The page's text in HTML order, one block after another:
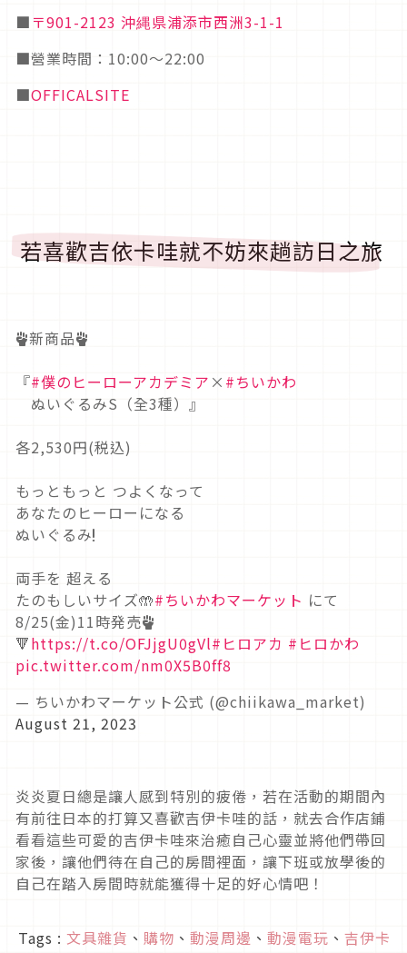
■ 〒901-2123 沖縄県浦添市西洲3-1-1
■營業時間：10:00～22:00
■OFFICALSITE
若喜歡吉依卡哇就不妨來趟訪日之旅
✊新商品✊
『#僕のヒーローアカデミア × #ちいかわ
ぬいぐるみS（全3種）』
各2,530円(税込)
もっともっと つよくなって
あなたのヒーローになる
ぬいぐるみ❗️
両手を 超える
たのもしいサイズ🤲#ちいかわマーケット にて
8/25(金)11時発売✊
🔻https://t.co/OFJjgU0gVl#ヒロアカ #ヒロかわ
pic.twitter.com/nm0X5B0ff8
— ちいかわマーケット公式 (@chiikawa_market)
August 21, 2023
炎炎夏日總是讓人感到特別的疲倦，若在活動的期間內
有前往日本的打算又喜歡吉伊卡哇的話，就去合作店鋪
看看這些可愛的吉伊卡哇來治癒自己心靈並將他們帶回
家後，讓他們待在自己的房間裡面，讓下班或放學後的
自己在踏入房間時就能獲得十足的好心情吧！
Tags : 文具雜貨 、 購物 、 動漫周邊 、 動漫電玩 、 吉伊卡